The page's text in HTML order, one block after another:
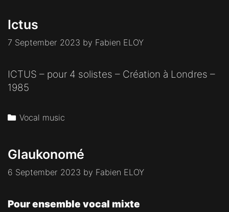
Ictus
7 September 2023 by Fabien ELOY
ICTUS – pour 4 solistes – Création à Londres –
1985
Categories
Vocal music
Glaukonomé
6 September 2023 by Fabien ELOY
Pour ensemble vocal mixte